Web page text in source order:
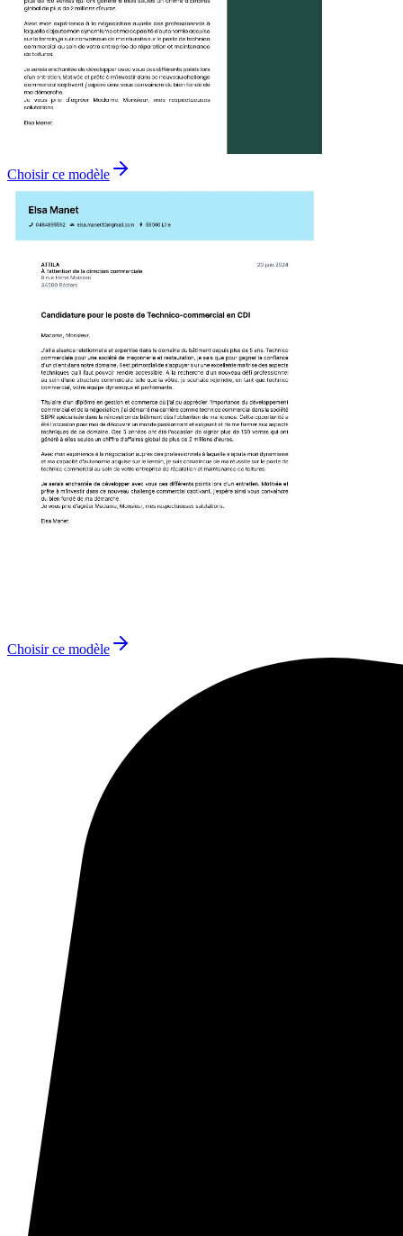
Choisir ce modèle
Choisir ce modèle